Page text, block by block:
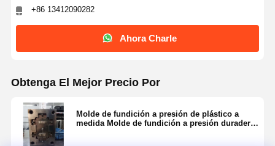
+86 13412090282
Ahora Charle
Obtenga El Mejor Precio Por
Molde de fundición a presión de plástico a
medida Molde de fundición a presión duradero